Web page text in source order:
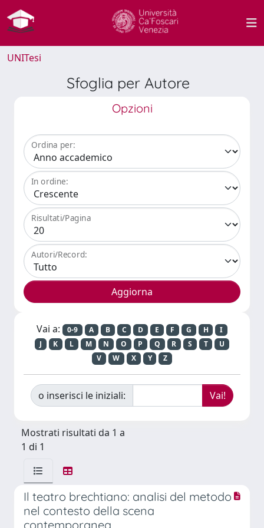
UNITesi
Sfoglia per Autore
Opzioni
Ordina per:
In ordine:
Risultati/Pagina
Autori/Record:
Vai a: 0-9 A B C D E F G H
I
J
K L M N O P Q R S T
U
V
W X Y Z
o inserisci le iniziali:
Mostrati risultati da 1 a
1 di 1
Il teatro brechtiano: analisi del metodo
nel contesto della scena
contemporanea